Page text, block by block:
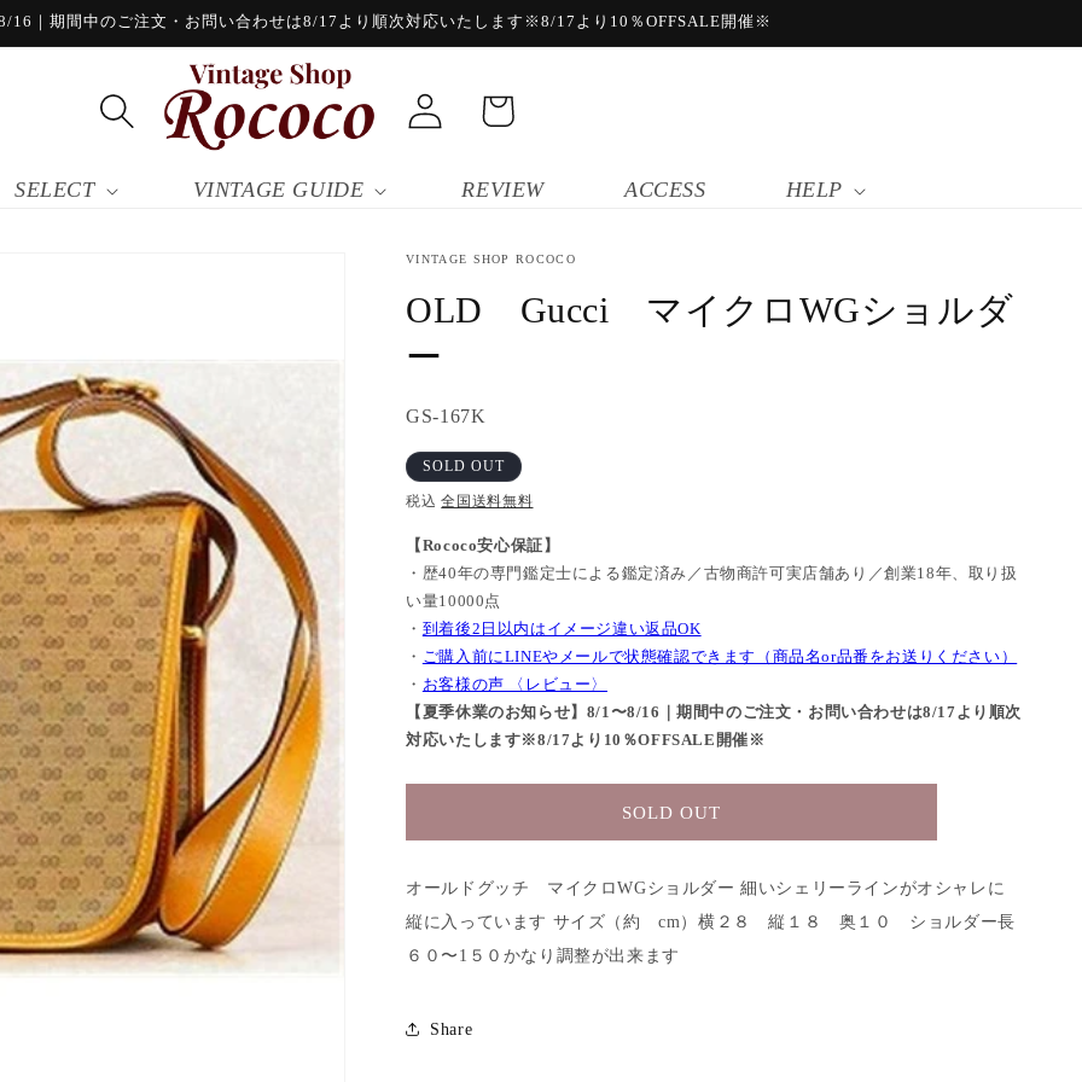
16｜期間中のご注文・お問い合わせは8/17より順次対応いたします※8/17より10％OFFSALE開催※
SELECT VINTAGE GUIDE REVIEW ACCESS HELP
グ
イ
ー
VINTAGE SHOP ROCOCO
OLD Gucci マイクロWGショルダ
ー
SKU:
GS-167K
SOLD OUT
税込全国送料無料
【Rococo安心保証】
・歴40年の専門鑑定士による鑑定済み／古物商許可実店舗あり／創業18年、取り扱
い量10000点
・ 到着後2日以内はイメージ違い返品OK
・ ご購入前にLINEやメールで状態確認できます（商品名or品番をお送りください）
・ お客様の声 〈レビュー〉
【夏季休業のお知らせ】8/1〜8/16｜期間中のご注文・お問い合わせは8/17より順次
対応いたします※8/17より10％OFFSALE開催※
SOLD OUT
オールドグッチ マイクロWGショルダー 細いシェリーラインがオシャレに
縦に入っています サイズ（約 cm）横２８ 縦１８ 奥１０ ショルダー長
６０〜1５０かなり調整が出来ます
Share